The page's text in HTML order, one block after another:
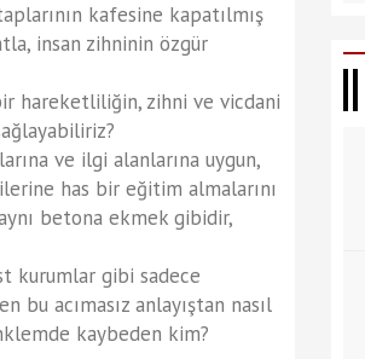
kafesine kapatılmış
insan zihninin özgür
hareketliliğin, zihni ve vicdani
ve ilgi alanlarına uygun,
has bir eğitim almalarını
betona ekmek gibidir,
kurumlar gibi sadece
acımasız anlayıştan nasıl
kaybeden kim?